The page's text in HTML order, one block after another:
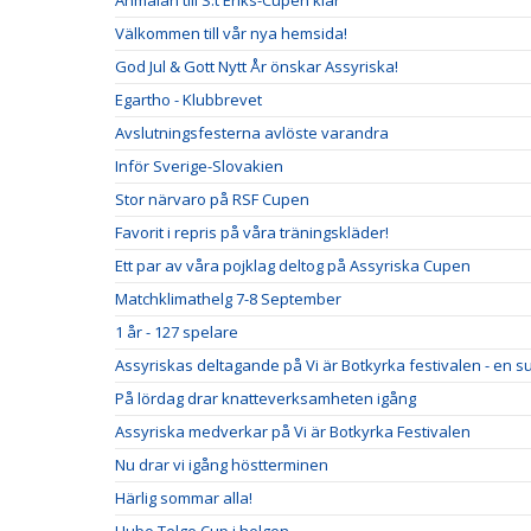
Välkommen till vår nya hemsida!
God Jul & Gott Nytt År önskar Assyriska!
Egartho - Klubbrevet
Avslutningsfesterna avlöste varandra
Inför Sverige-Slovakien
Stor närvaro på RSF Cupen
Favorit i repris på våra träningskläder!
Ett par av våra pojklag deltog på Assyriska Cupen
Matchklimathelg 7-8 September
1 år - 127 spelare
Assyriskas deltagande på Vi är Botkyrka festivalen - en
På lördag drar knatteverksamheten igång
Assyriska medverkar på Vi är Botkyrka Festivalen
Nu drar vi igång höstterminen
Härlig sommar alla!